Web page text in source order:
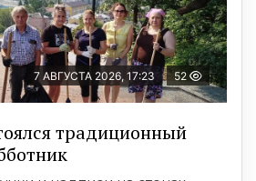
7 АВГУСТА 2026, 17:23 52
традиционный